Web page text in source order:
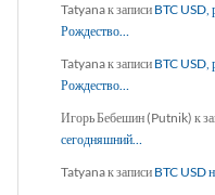
Tatyanaк записи BTC USD,
Рождество…
Tatyanaк записи BTC USD,
Рождество…
Игорь Бебешин (Putnik) к
сегодняшний…
Tatyanaк записи BTC USD